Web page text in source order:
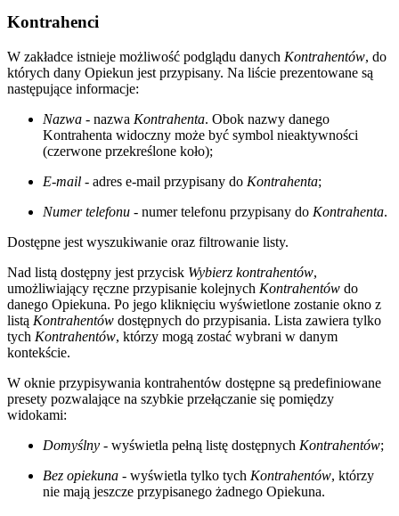
Kontrahenci
W zakładce istnieje możliwość podglądu danych Kontrahentów, do
których dany Opiekun jest przypisany. Na liście prezentowane są
następujące informacje:
Nazwa - nazwa Kontrahenta. Obok nazwy danego
Kontrahenta widoczny może być symbol nieaktywności
(czerwone przekreślone koło);
E-mail - adres e-mail przypisany do Kontrahenta;
Numer telefonu - numer telefonu przypisany do Kontrahenta.
Dostępne jest wyszukiwanie oraz filtrowanie listy.
Nad listą dostępny jest przycisk Wybierz kontrahentów,
umożliwiający ręczne przypisanie kolejnych Kontrahentów do
danego Opiekuna. Po jego kliknięciu wyświetlone zostanie okno z
listą Kontrahentów dostępnych do przypisania. Lista zawiera tylko
tych Kontrahentów, którzy mogą zostać wybrani w danym
kontekście.
W oknie przypisywania kontrahentów dostępne są predefiniowane
presety pozwalające na szybkie przełączanie się pomiędzy
widokami:
Domyślny - wyświetla pełną listę dostępnych Kontrahentów;
Bez opiekuna - wyświetla tylko tych Kontrahentów, którzy
nie mają jeszcze przypisanego żadnego Opiekuna.